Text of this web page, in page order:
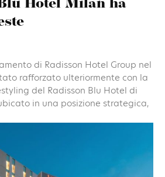
Hotel Milan ha
di Radisson Hotel Group nel
rafforzato ulteriormente con la
del Radisson Blu Hotel di
in una posizione strategica,